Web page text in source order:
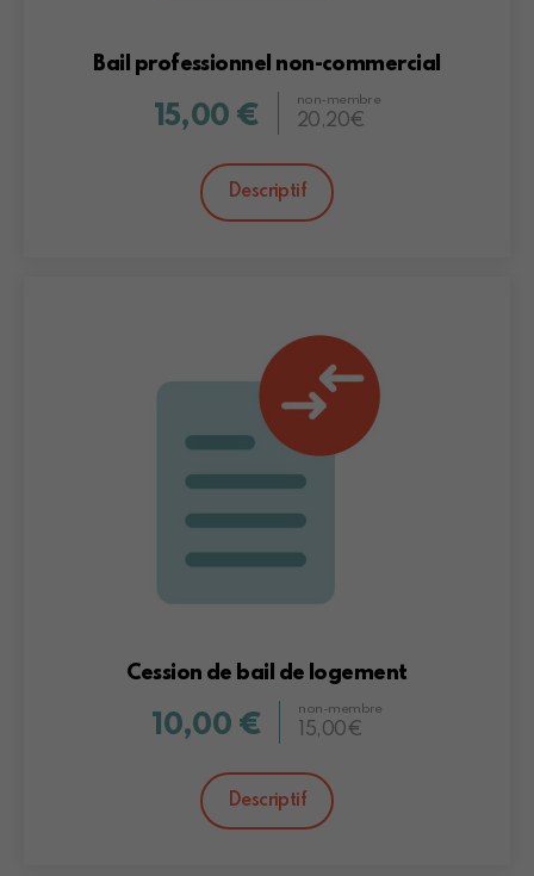
Bail professionnel non-commercial
15,00 €
non-membre
20,20€
Descriptif
Cession de bail de logement
10,00 €
non-membre
15,00€
Descriptif